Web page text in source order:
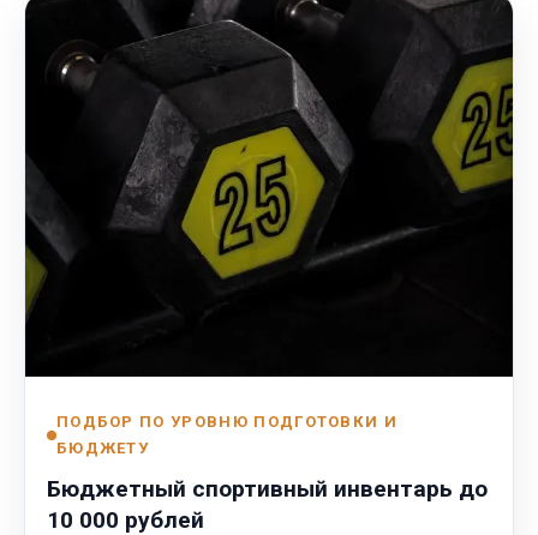
ПОДБОР ПО УРОВНЮ ПОДГОТОВКИ И
БЮДЖЕТУ
Бюджетный спортивный инвентарь до
10 000 рублей